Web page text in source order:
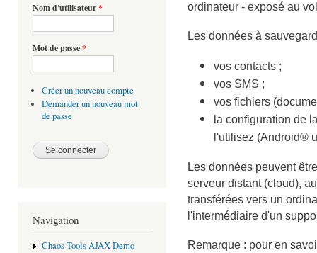
Nom d'utilisateur*
Mot de passe*
Créer un nouveau compte
Demander un nouveau mot
de passe
Navigation
Chaos Tools AJAX Demo
ordinateur - exposé au
Les données à
vos contacts ;
vos SMS ;
vos fichiers
la configuration de
l'utilisez (Android®
Les données peuvent
serveur distant (cloud),
transférées vers un
l'intermédiaire d'un
Remarque : pour en